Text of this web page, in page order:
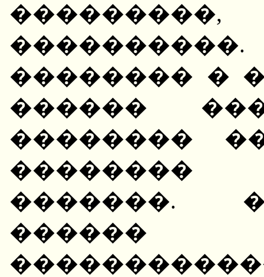
�������� �
������
��������
��������
�������.